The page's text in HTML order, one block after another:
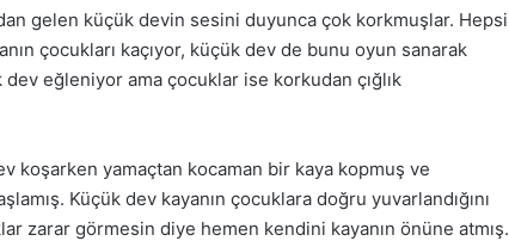
gelen küçük devin sesini duyunca çok korkmuşlar. Hepsi
çocukları kaçıyor, küçük dev de bunu oyun sanarak
eğleniyor ama çocuklar ise korkudan çığlık
koşarken yamaçtan kocaman bir kaya kopmuş ve
Küçük dev kayanın çocuklara doğru yuvarlandığını
zarar görmesin diye hemen kendini kayanın önüne atmış.